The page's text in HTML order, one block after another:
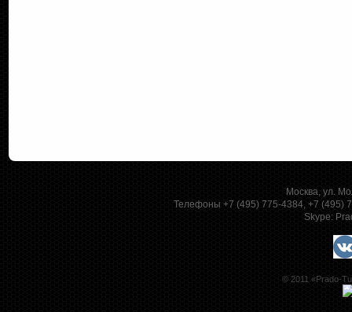
Москва, ул.
Телефоны +7 (495) 775-4384, +7 (495)
Skype:
© 2011 «Prado-